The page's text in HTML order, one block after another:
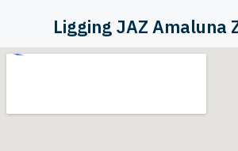
Ligging JAZ Amaluna